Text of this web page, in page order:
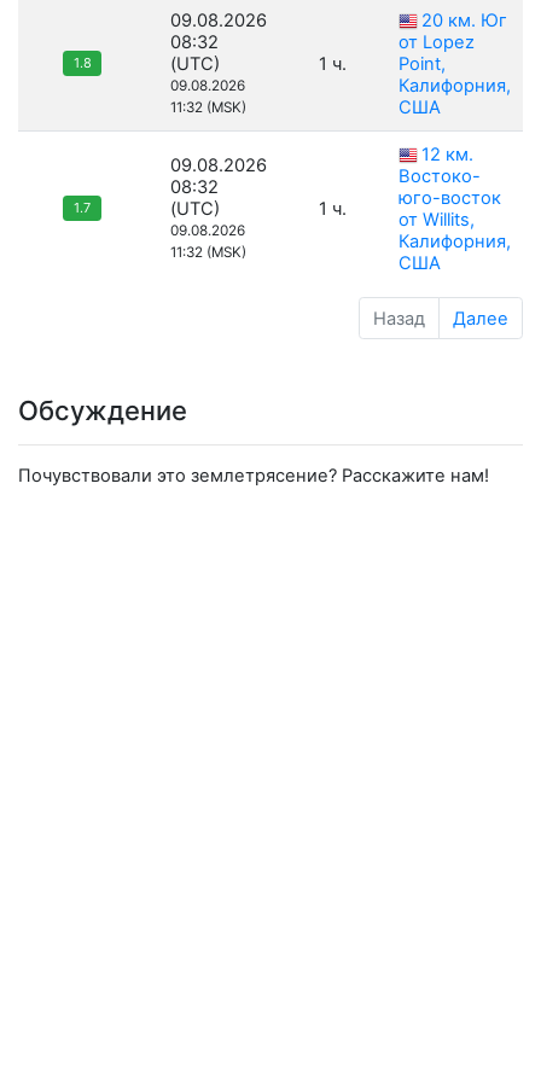
1.8
09.08.2026
08:32
(UTC)
09.08.2026
11:32 (MSK)
1 ч.
20 км. Юг
от Lopez
Point,
Калифорния,
США
1.7
09.08.2026
08:32
(UTC)
09.08.2026
11:32 (MSK)
1 ч.
12 км.
Востоко-
юго-восток
от Willits,
Калифорния,
США
Назад Далее
Обсуждение
Почувствовали это землетрясение? Расскажите нам!